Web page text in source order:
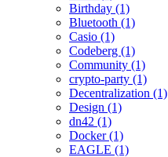
Birthday (1)
Bluetooth (1)
Casio (1)
Codeberg (1)
Community (1)
crypto-party (1)
Decentralization (1)
Design (1)
dn42 (1)
Docker (1)
EAGLE (1)